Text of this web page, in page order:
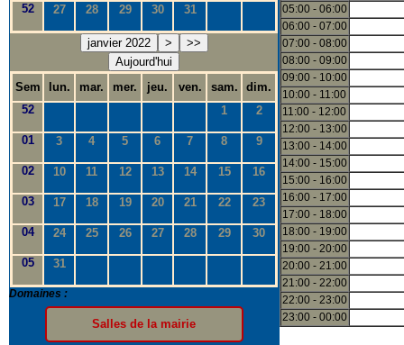
52 27 28 29 30 31
janvier 2022 >
>>
Aujourd'hui
Sem
lun. mar. mer. jeu. ven. sam.
dim.
52
1 2
01 3 4 5 6 7 8 9
02 10 11 12 13 14 15 16
03 17 18 19 20 21 22 23
04 24 25 26 27 28 29 30
05 31
Domaines :
05:00 - 06:00
06:00 - 07:00
07:00 - 08:00
08:00 - 09:00
09:00 - 10:00
10:00 - 11:00
11:00 - 12:00
12:00 - 13:00
13:00 - 14:00
14:00 - 15:00
15:00 - 16:00
16:00 - 17:00
17:00 - 18:00
18:00 - 19:00
19:00 - 20:00
20:00 - 21:00
21:00 - 22:00
22:00 - 23:00
23:00 - 00:00